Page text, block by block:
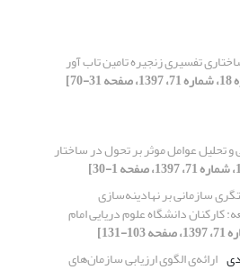
تفسیری زنجیره تامین تاب آور
70]
تحلیل عوامل موثر بر تحول در ساختار
سازمانی بر نهادینه‌سازی
دانشگاه علوم دریایی امام
ارائه‌ی الگوی ارزیابی سازمان‌های